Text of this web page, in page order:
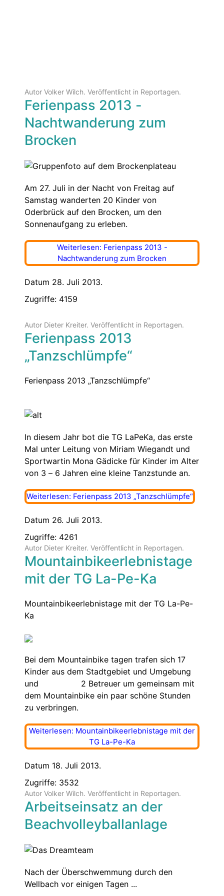
Autor Volker Wilch. Veröffentlicht in Reportagen.
Ferienpass 2013 -
Nachtwanderung zum
Brocken
Am 27. Juli in der Nacht von Freitag auf
Samstag wanderten 20 Kinder von
Oderbrück auf den Brocken, um den
Sonnenaufgang zu erleben.
Weiterlesen: Ferienpass 2013 -
Nachtwanderung zum Brocken
Datum 28. Juli 2013.
Zugriffe: 4159
Autor Dieter Kreiter. Veröffentlicht in Reportagen.
Ferienpass 2013
„Tanzschlümpfe“
Ferienpass 2013 „Tanzschlümpfe“
In diesem Jahr bot die TG LaPeKa, das erste
Mal unter Leitung von Miriam Wiegandt und
Sportwartin Mona Gädicke für Kinder im Alter
von 3 – 6 Jahren eine kleine Tanzstunde an.
Weiterlesen: Ferienpass 2013 „Tanzschlümpfe“
Datum 26. Juli 2013.
Zugriffe: 4261
Autor Dieter Kreiter. Veröffentlicht in Reportagen.
Mountainbikeerlebnistage
mit der TG La-Pe-Ka
Mountainbikeerlebnistage mit der TG La-Pe-
Ka
Bei dem Mountainbike tagen trafen sich 17
Kinder aus dem Stadtgebiet und Umgebung
und 2 Betreuer um gemeinsam mit
dem Mountainbike ein paar schöne Stunden
zu verbringen.
Weiterlesen: Mountainbikeerlebnistage mit der
TG La-Pe-Ka
Datum 18. Juli 2013.
Zugriffe: 3532
Autor Volker Wilch. Veröffentlicht in Reportagen.
Arbeitseinsatz an der
Beachvolleyballanlage
Nach der Überschwemmung durch den
Wellbach vor einigen Tagen ...